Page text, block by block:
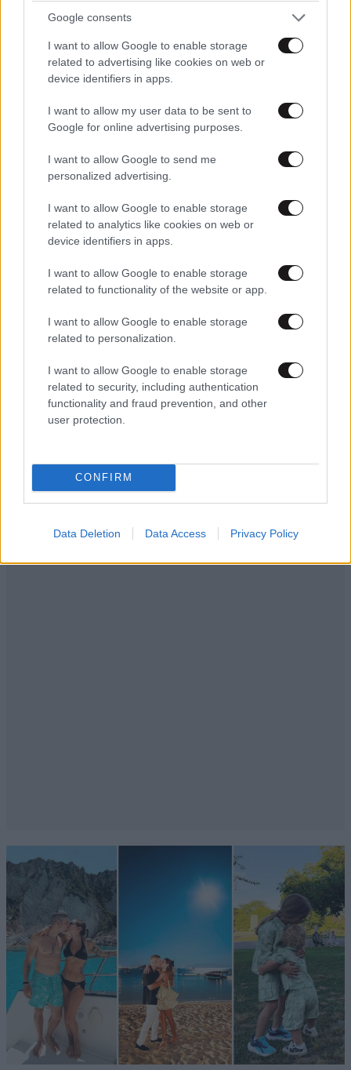
Google consents
I want to allow Google to enable storage
related to advertising like cookies on web or
device identifiers in apps.
I want to allow my user data to be sent to
Google for online advertising purposes.
I want to allow Google to send me
personalized advertising.
I want to allow Google to enable storage
related to analytics like cookies on web or
device identifiers in apps.
I want to allow Google to enable storage
related to functionality of the website or app.
I want to allow Google to enable storage
related to personalization.
I want to allow Google to enable storage
related to security, including authentication
functionality and fraud prevention, and other
user protection.
CONFIRM
Data Deletion Data Access Privacy Policy
Η αυτοκρατορία του «Έντικ» και ο «μεγάλος»
που φέρεται να βρίσκεται πίσω του – Τι ορίζει ο